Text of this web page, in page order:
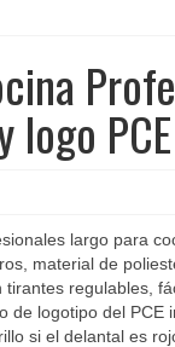
largo para
material de
regulables,
de logotipo del
si el delantal es